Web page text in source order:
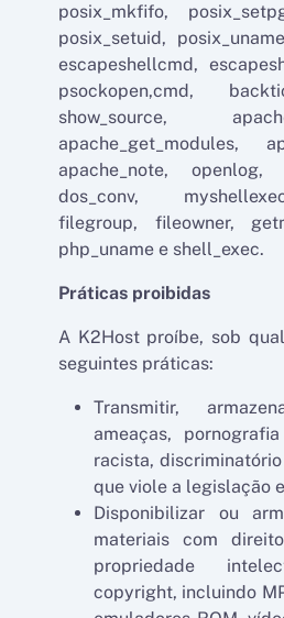
posix_mkfifo,
posix_setuid,
escapeshellcmd,
psockopen,cmd,
show_source,
apache_get_modules,
apache_note, openlog,
dos_conv,
filegroup, fileowner,
php_uname e shell_exec.
Práticas proibidas
A K2Host proíbe, sob
seguintes práticas:
Transmitir,
ameaças,
racista,
que viole a legislação
Disponibilizar ou
materiais com
propriedade
copyright, incluindo